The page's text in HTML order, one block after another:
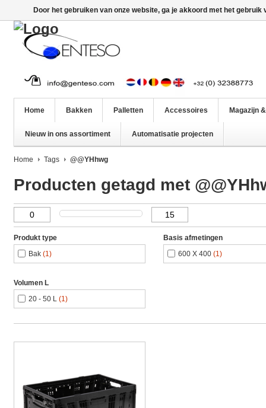
Home Bakken Palletten Accessoires Magazijn
Nieuw in ons assortiment Automatisatie projecten
Home Tags @@YHhwg
Producten getagd met
Produkt type
Bak (1)
Basis afmetingen
600 X 400 (1)
Volumen L
20 - 50 L (1)
Door het gebruiken van onze website, ga je akkoord met het